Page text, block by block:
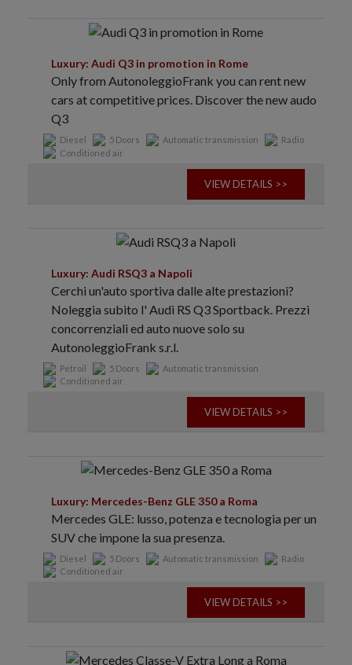
Luxury: Audi Q3 in promotion in Rome
Only from AutonoleggioFrank you can rent new
cars at competitive prices. Discover the new audo
Q3
Diesel 5 Doors Automatic transmission
Radio
Conditioned air
VIEW DETAILS >>
Luxury: Audi RSQ3 a Napoli
Cerchi un'auto sportiva dalle alte prestazioni?
Noleggia subito l' Audi RS Q3 Sportback. Prezzi
concorrenziali ed auto nuove solo su
AutonoleggioFrank s.r.l.
Petroil 5 Doors
Automatic transmission
Conditioned air
VIEW DETAILS >>
Luxury: Mercedes-Benz GLE 350 a Roma
Mercedes GLE: lusso, potenza e tecnologia per un
SUV che impone la sua presenza.
Diesel 5 Doors Automatic transmission
Radio
Conditioned air
VIEW DETAILS >>